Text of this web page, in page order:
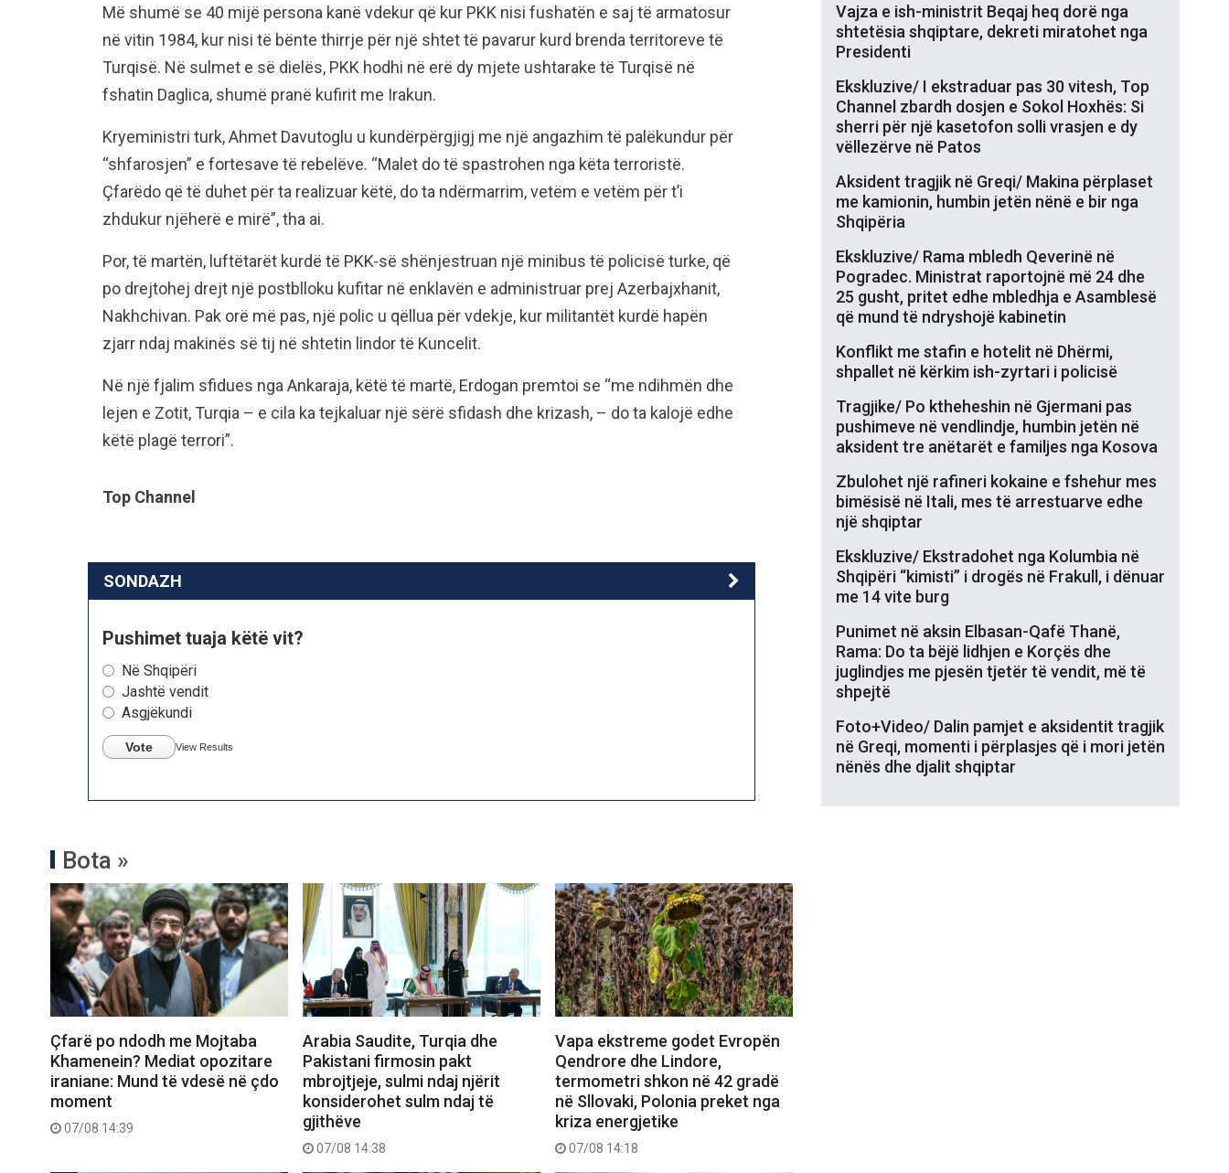
Më shumë se 40 mijë persona kanë vdekur që kur PKK nisi fushatën e saj të armatosur
në vitin 1984, kur nisi të bënte thirrje për një shtet të pavarur kurd brenda territoreve të
Turqisë. Në sulmet e së dielës, PKK hodhi në erë dy mjete ushtarake të Turqisë në
fshatin Daglica, shumë pranë kufirit me Irakun.
Kryeministri turk, Ahmet Davutoglu u kundërpërgjigj me një angazhim të palëkundur për
“shfarosjen” e fortesave të rebelëve. “Malet do të spastrohen nga këta terroristë.
Çfarëdo që të duhet për ta realizuar këtë, do ta ndërmarrim, vetëm e vetëm për t’i
zhdukur njëherë e mirë”, tha ai.
Por, të martën, luftëtarët kurdë të PKK-së shënjestruan një minibus të policisë turke, që
po drejtohej drejt një postblloku kufitar në enklavën e administruar prej Azerbajxhanit,
Nakhchivan. Pak orë më pas, një polic u qëllua për vdekje, kur militantët kurdë hapën
zjarr ndaj makinës së tij në shtetin lindor të Kuncelit.
Në një fjalim sfidues nga Ankaraja, këtë të martë, Erdogan premtoi se “me ndihmën dhe
lejen e Zotit, Turqia – e cila ka tejkaluar një sërë sfidash dhe krizash, – do ta kalojë edhe
këtë plagë terrori”.
Top Channel
SONDAZH
Pushimet tuaja këtë vit?
Në Shqipëri
Jashtë vendit
Asgjëkundi
Vote View Results
Bota »
Çfarë po ndodh me Mojtaba
Khamenein? Mediat opozitare
iraniane: Mund të vdesë në çdo
moment
07/08 14:39
Arabia Saudite, Turqia dhe
Pakistani firmosin pakt
mbrojtjeje, sulmi ndaj njërit
konsiderohet sulm ndaj të
gjithëve
07/08 14:38
Vapa ekstreme godet Evropën
Qendrore dhe Lindore,
termometri shkon në 42 gradë
në Sllovaki, Polonia preket nga
kriza energjetike
07/08 14:18
Vajza e ish-ministrit Beqaj heq dorë nga
shtetësia shqiptare, dekreti miratohet nga
Presidenti
Ekskluzive/ I ekstraduar pas 30 vitesh, Top
Channel zbardh dosjen e Sokol Hoxhës: Si
sherri për një kasetofon solli vrasjen e dy
vëllezërve në Patos
Aksident tragjik në Greqi/ Makina përplaset
me kamionin, humbin jetën nënë e bir nga
Shqipëria
Ekskluzive/ Rama mbledh Qeverinë në
Pogradec. Ministrat raportojnë më 24 dhe
25 gusht, pritet edhe mbledhja e Asamblesë
që mund të ndryshojë kabinetin
Konflikt me stafin e hotelit në Dhërmi,
shpallet në kërkim ish-zyrtari i policisë
Tragjike/ Po ktheheshin në Gjermani pas
pushimeve në vendlindje, humbin jetën në
aksident tre anëtarët e familjes nga Kosova
Zbulohet një rafineri kokaine e fshehur mes
bimësisë në Itali, mes të arrestuarve edhe
një shqiptar
Ekskluzive/ Ekstradohet nga Kolumbia në
Shqipëri “kimisti” i drogës në Frakull, i dënuar
me 14 vite burg
Punimet në aksin Elbasan-Qafë Thanë,
Rama: Do ta bëjë lidhjen e Korçës dhe
juglindjes me pjesën tjetër të vendit, më të
shpejtë
Foto+Video/ Dalin pamjet e aksidentit tragjik
në Greqi, momenti i përplasjes që i mori jetën
nënës dhe djalit shqiptar